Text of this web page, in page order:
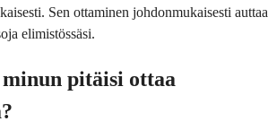
Sen ottaminen johdonmukaisesti auttaa
elimistössäsi.
pitäisi ottaa